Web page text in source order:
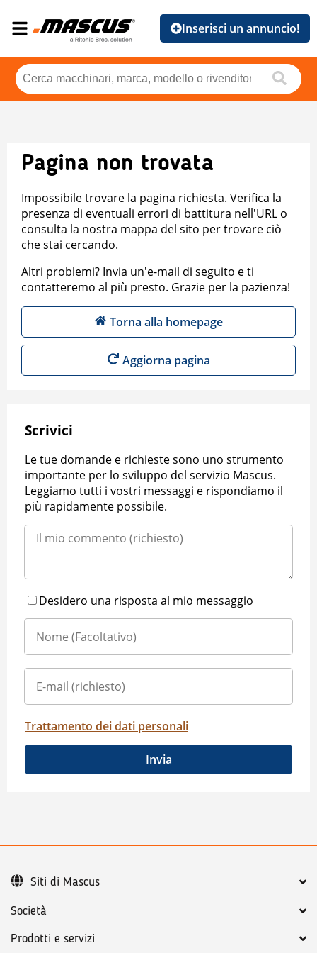
Inserisci un annuncio!
Pagina non trovata
Impossibile trovare la pagina richiesta. Verifica la
presenza di eventuali errori di battitura nell'URL o
consulta la nostra mappa del sito per trovare ciò
che stai cercando.
Altri problemi? Invia un'e-mail di seguito e ti
contatteremo al più presto. Grazie per la pazienza!
Torna alla homepage
Aggiorna pagina
Scrivici
Le tue domande e richieste sono uno strumento
importante per lo sviluppo del servizio Mascus.
Leggiamo tutti i vostri messaggi e rispondiamo il
più rapidamente possibile.
Desidero una risposta al mio messaggio
Trattamento dei dati personali
Invia
Società
Prodotti e servizi
Siti di Mascus